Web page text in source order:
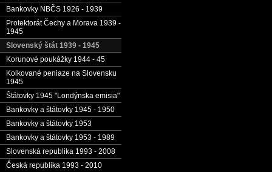
Bankovky NBČS 1926 - 1939
Protektorát Čechy a Morava 1939 -
1945
Slovenský štát 1939 - 1945
Korunové poukážky 1944 - 45
Kolkované peniaze na Slovensku
1945
Štátovky 1945 "Londýnska emisia"
Bankovky a štátovky 1945 - 1950
Bankovky a štátovky 1953
Bankovky a štátovky 1953 - 1989
Slovenská republika 1993 - 2008
Česká republika 1993 - 2010